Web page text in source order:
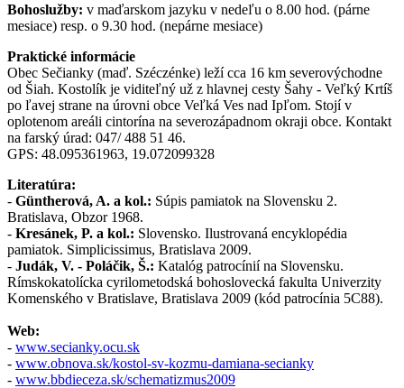
Bohoslužby: v maďarskom jazyku v nedeľu o 8.00 hod. (párne
mesiace) resp. o 9.30 hod. (nepárne mesiace)
Praktické informácie
Obec Sečianky (maď. Széczénke) leží cca 16 km severovýchodne
od Šiah. Kostolík je viditeľný už z hlavnej cesty Šahy - Veľký Krtíš
po ľavej strane na úrovni obce Veľká Ves nad Ipľom. Stojí v
oplotenom areáli cintorína na severozápadnom okraji obce. Kontakt
na farský úrad: 047/ 488 51 46.
GPS: 48.095361963, 19.072099328
Literatúra:
- Güntherová, A. a kol.: Súpis pamiatok na Slovensku 2.
Bratislava, Obzor 1968.
- Kresánek, P. a kol.: Slovensko. Ilustrovaná encyklopédia
pamiatok. Simplicissimus, Bratislava 2009.
- Judák, V. - Poláčik, Š.: Katalóg patrocínií na Slovensku.
Rímskokatolícka cyrilometodská bohoslovecká fakulta Univerzity
Komenského v Bratislave, Bratislava 2009 (kód patrocínia 5C88).
Web:
- www.secianky.ocu.sk
- www.obnova.sk/kostol-sv-kozmu-damiana-secianky
- www.bbdieceza.sk/schematizmus2009